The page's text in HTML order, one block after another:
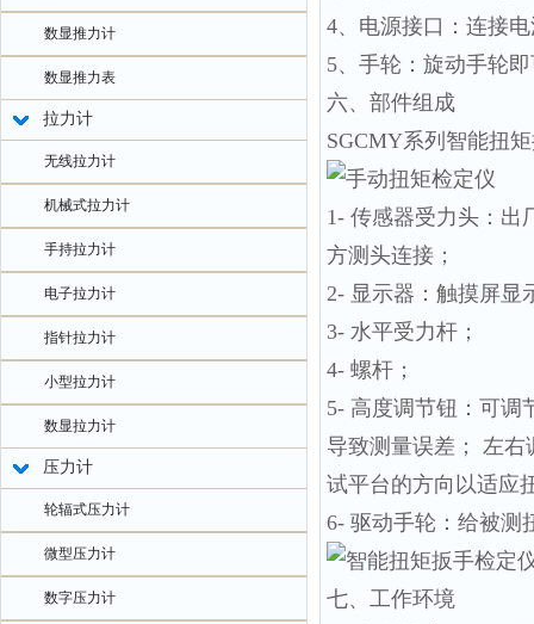
数显推力计
数显推力表
拉力计
无线拉力计
机械式拉力计
手持拉力计
电子拉力计
指针拉力计
小型拉力计
数显拉力计
压力计
轮辐式压力计
微型压力计
数字压力计
4、电源接口：连接
5、手轮：旋动手轮
六、部件组成
SGCMY系列 智能扭
1- 传感器受力头：出
方测头连接；
2- 显示器：触摸屏显
3- 水平受力杆；
4- 螺杆；
5- 高度调节钮：可调
导致测量误差； 左
试平台的方向以适应
6- 驱动手轮：给被测
七、工作环境